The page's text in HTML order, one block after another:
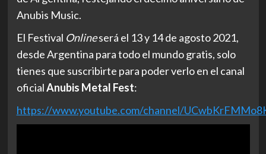
Anubis Music.
El Festival Onlineserá el 13 y 14 de agosto 2021,
desde Argentina para todo el mundo gratis, solo
tienes que suscribirte para poder verlo en el canal
oficialAnubis Metal Fest:
https://www.youtube.com/channel/